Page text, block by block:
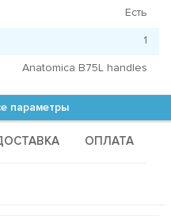
Есть
1
Anatomica B75L handles
параметры
ОПЛАТА